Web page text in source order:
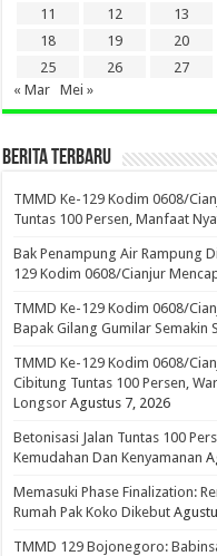
11
12 13
18
19 20
25
26 27
« Mar
Mei »
BERITA TERBARU
TMMD Ke-129 Kodim 0608/
Tuntas 100 Persen, Manfaat
Bak Penampung Air Rampung
129 Kodim 0608/Cianjur
TMMD Ke-129 Kodim 0608/
Bapak Gilang Gumilar Semakin
TMMD Ke-129 Kodim 0608/
Cibitung Tuntas 100 Persen,
Longsor Agustus 7, 2026
Betonisasi Jalan Tuntas 100
Kemudahan Dan Kenyamanan
Memasuki Phase Finalization:
Rumah Pak Koko Dikebut
TMMD 129 Bojonegoro: